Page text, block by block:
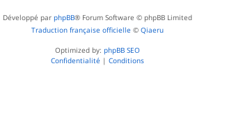
Développé par phpBB® Forum Software © phpBB Limited
Traduction française officielle © Qiaeru
Optimized by: phpBB SEO
Confidentialité | Conditions